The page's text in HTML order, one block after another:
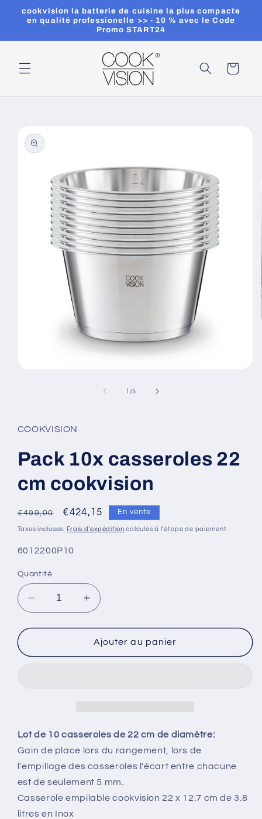
passer
au
cookvision la batterie de cuisine la plus compacte
en qualité professionelle >> - 10 % avec le Code
Promo START24
Panier
informations
produits
fenêtre
modale
1 /de
5
COOKVISION
Pack 10x casseroles 22
cm cookvision
Prix
habituel
€499,00
Prix
promotionnel
€424,15 En vente
Taxes incluses. Frais d'expédition calculés à l'étape de paiement.
SKU:
6012200P10
Quantité
Réduire
la
quantité
Pack
Augmenter
la
quantité
de
Pack
Ajouter au panier
Lot de 10 casseroles de 22 cm de diamètre:
Gain de place lors du rangement, lors de
l'empillage des casseroles l'écart entre chacune
est de seulement 5 mm.
Casserole empilable cookvision 22 x 12.7 cm de 3.8
litres en Inox